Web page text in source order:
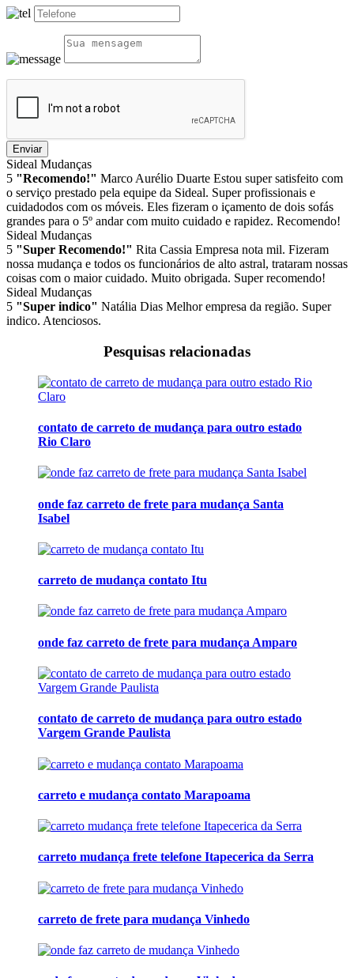
Enviar
Sideal Mudanças
5 "Recomendo!" Marco Aurélio Duarte Estou super satisfeito com
o serviço prestado pela equipe da Sideal. Super profissionais e
cuidadodos com os móveis. Eles fizeram o içamento de dois sofás
grandes para o 5º andar com muito cuidado e rapidez. Recomendo!
Sideal Mudanças
5 "Super Recomendo!" Rita Cassia Empresa nota mil. Fizeram
nossa mudança e todos os funcionários de alto astral, trataram nossas
coisas com o maior cuidado. Muito obrigada. Super recomendo!
Sideal Mudanças
5 "Super indico" Natália Dias Melhor empresa da região. Super
indico. Atenciosos.
Pesquisas relacionadas
contato de carreto de mudança para outro estado
Rio Claro
onde faz carreto de frete para mudança Santa
Isabel
carreto de mudança contato Itu
onde faz carreto de frete para mudança Amparo
contato de carreto de mudança para outro estado
Vargem Grande Paulista
carreto e mudança contato Marapoama
carreto mudança frete telefone Itapecerica da Serra
carreto de frete para mudança Vinhedo